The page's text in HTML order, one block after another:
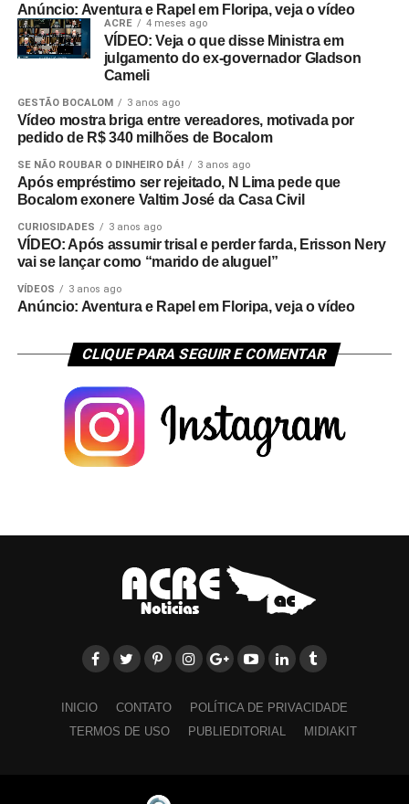
Anúncio: Aventura e Rapel em Floripa, veja o vídeo
ACRE 4 meses ago
VÍDEO: Veja o que disse Ministra em
julgamento do ex-governador Gladson
Cameli
GESTÃO BOCALOM 3 anos ago
Vídeo mostra briga entre vereadores, motivada por
pedido de R$ 340 milhões de Bocalom
SE NÃO ROUBAR O DINHEIRO DÁ! 3 anos ago
Após empréstimo ser rejeitado, N Lima pede que
Bocalom exonere Valtim José da Casa Civil
CURIOSIDADES 3 anos ago
VÍDEO: Após assumir trisal e perder farda, Erisson Nery
vai se lançar como “marido de aluguel”
VÍDEOS 3 anos ago
Anúncio: Aventura e Rapel em Floripa, veja o vídeo
CLIQUE PARA SEGUIR E COMENTAR
INICIO CONTATO
POLÍTICA DE PRIVACIDADE
TERMOS DE USO
PUBLIEDITORIAL MIDIAKIT